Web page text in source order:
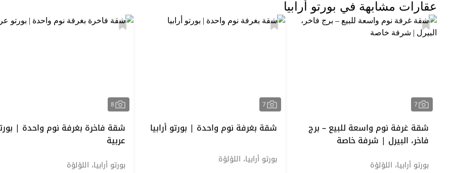
عقارات مشابهة في بورتو أرابيا
7
شقة غرفة نوم واسعة للبيع – برج
فاخر، البيرل | شرفة خاصة
بورتو أرابيا، اللؤلؤة
7
شقة بغرفة نوم واحدة | بورتو أرابيا
بورتو أرابيا، اللؤلؤة
8
شقة فاخرة بغرفة نوم واحدة |
عربية
بورتو أرابيا، اللؤلؤة